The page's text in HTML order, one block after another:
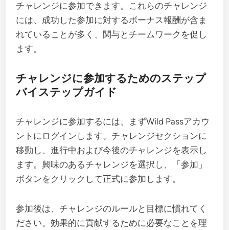
チャレンジに参加できます。これらのチャレンジ
には、成功した参加に対するボーナス報酬が含ま
れていることが多く、関与とチームワークを促し
ます。
チャレンジに参加するためのステップ
バイステップガイド
チャレンジに参加するには、まずWild Passアカウ
ントにログインします。チャレンジセクションに
移動し、進行中および今後のチャレンジを表示し
ます。興味のあるチャレンジを選択し、「参加」
ボタンをクリックして正式に参加します。
参加後は、チャレンジのルールと目標に慣れてく
ださい。効果的に貢献するために必要なことを理